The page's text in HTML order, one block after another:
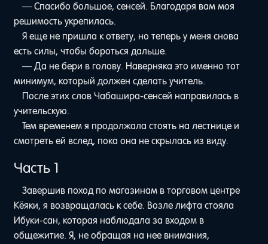
— Спасибо большое, сенсей. Благодаря вам моя
решимость укрепилась.
Я еще не пришла к ответу, но теперь у меня снова
есть силы, чтобы бороться дальше.
— Да не бери в голову. Наверняка это именно тот
минимум, который должен сделать учитель.
После этих слов Чабашира-сенсей направилась в
учительскую.
Тем временем я продолжала стоять на лестнице и
смотреть ей вслед, пока она не скрылась из виду.
Часть 1
Завершив поход по магазинам в торговом центре
Кёяки, я возвращалась к себе. Возле лифта стояла
Ибуки-сан, которая наблюдала за входом в
общежитие. Я, не обращая на нее внимания,